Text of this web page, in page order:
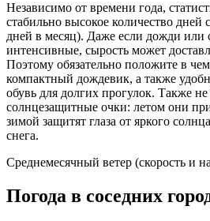
Независимо от времени года,
стабильно высокое количество дней
дней в месяц). Даже если дожди или
интенсивные, сырость может
Поэтому обязательно положите в
компактный дождевик, а также
обувь для долгих прогулок. Также
солнцезащитные очки: летом они
зимой защитят глаза от яркого
снега.
Среднемесячный ветер (скорость и
Погода в соседних